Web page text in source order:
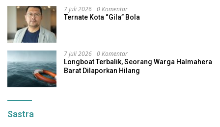
7 Juli 2026 0 Komentar
Ternate Kota “Gila” Bola
7 Juli 2026 0 Komentar
Longboat Terbalik, Seorang Warga Halmahera
Barat Dilaporkan Hilang
Sastra